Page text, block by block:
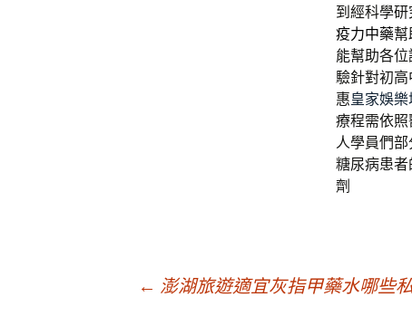
到經科學研
疫力中藥
能幫助各
驗針對初
惠皇家娛樂
療程需依
人學員們
糖尿病患者
劑
← 澎湖旅遊適宜灰指甲藥水哪些